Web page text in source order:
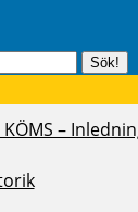
Sök!
KÖMS –